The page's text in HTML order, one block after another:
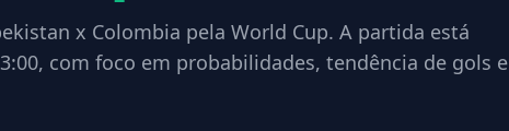
x Colombia pela World Cup. A partida está
com foco em probabilidades, tendência de gols e